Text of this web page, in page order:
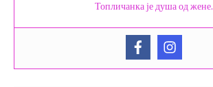
Топличанка је душа од жене.